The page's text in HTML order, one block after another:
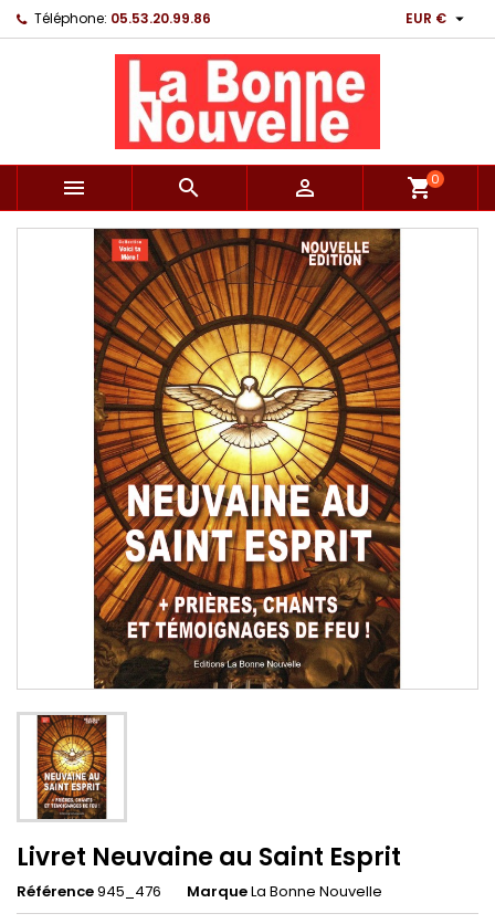
Téléphone: 05.53.20.99.86 EUR € 
   shopping_cart0
Livret Neuvaine au Saint Esprit
Référence945_476 MarqueLa Bonne Nouvelle